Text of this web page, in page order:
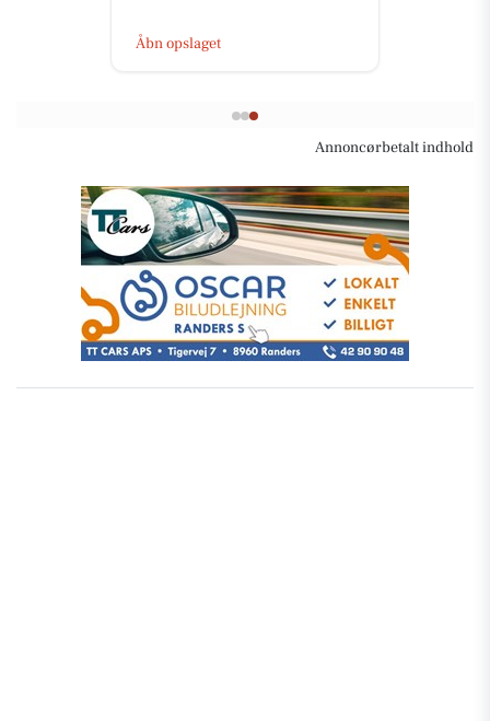
Åbn opslaget
Annoncørbetalt indhold